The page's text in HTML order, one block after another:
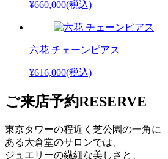
¥660,000(税込)
六花 チェーンピアス
¥616,000(税込)
ご来店予約RESERVE
東京タワーの程近く芝公園の一角に
ある大倉堂のサロンでは、
ジュエリーの繊細な美しさと、